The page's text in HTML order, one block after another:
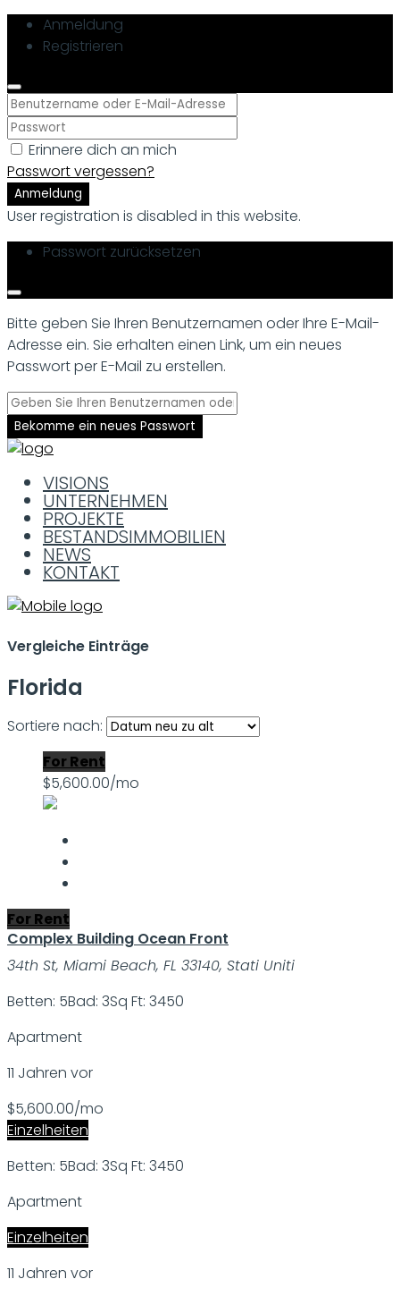
Anmeldung
Registrieren
Erinnere dich an mich
Passwort vergessen?
Anmeldung
User registration is disabled in this website.
Passwort zurücksetzen
Bitte geben Sie Ihren Benutzernamen oder Ihre E-Mail-
Adresse ein. Sie erhalten einen Link, um ein neues
Passwort per E-Mail zu erstellen.
Bekomme ein neues Passwort
VISIONS
UNTERNEHMEN
PROJEKTE
BESTANDSIMMOBILIEN
NEWS
KONTAKT
Vergleiche Einträge
Florida
Sortiere nach:
For Rent
$5,600.00/mo
For Rent
Complex Building Ocean Front
34th St, Miami Beach, FL 33140, Stati Uniti
Betten: 5Bad: 3Sq Ft: 3450
Apartment
11 Jahren vor
$5,600.00/mo
Einzelheiten
Betten: 5Bad: 3Sq Ft: 3450
Apartment
Einzelheiten
11 Jahren vor